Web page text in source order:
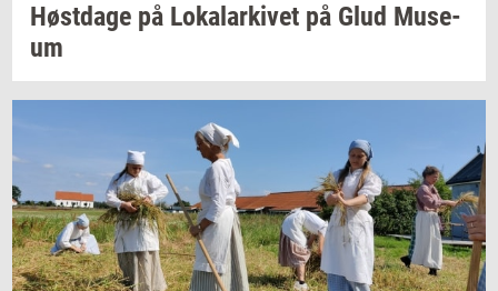
Høst­da­ge på Lo­ka­lar­ki­vet på Glud Mu­se­
um